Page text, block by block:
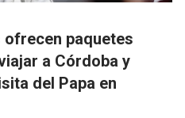
ofrecen paquetes
a Córdoba y
del Papa en